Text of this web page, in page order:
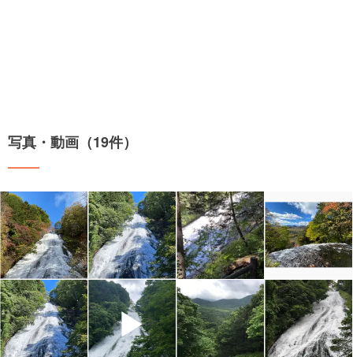
写真・動画（19件）
▶